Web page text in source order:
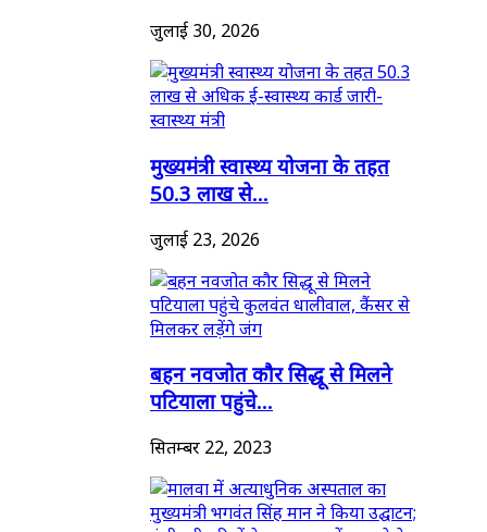
जुलाई 30, 2026
मुख्यमंत्री स्वास्थ्य योजना के तहत
50.3 लाख से...
जुलाई 23, 2026
बहन नवजोत कौर सिद्धू से मिलने
पटियाला पहुंचे...
सितम्बर 22, 2023